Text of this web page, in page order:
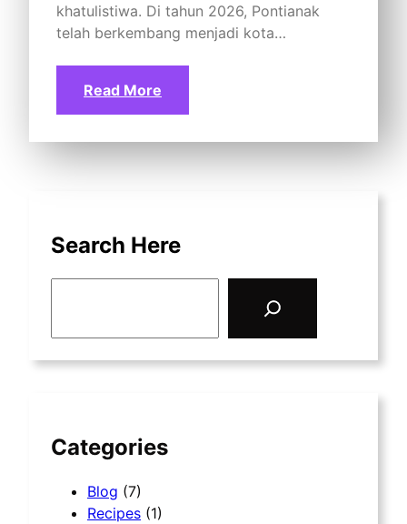
khatulistiwa. Di tahun 2026, Pontianak
telah berkembang menjadi kota…
Read More
Search Here
Categories
Blog (7)
Recipes (1)